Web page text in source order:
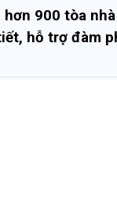
900 tòa
hỗ trợ đàm